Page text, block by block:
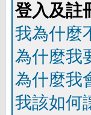
登入及註
我為什麼
為什麼我
為什麼我
我該如何